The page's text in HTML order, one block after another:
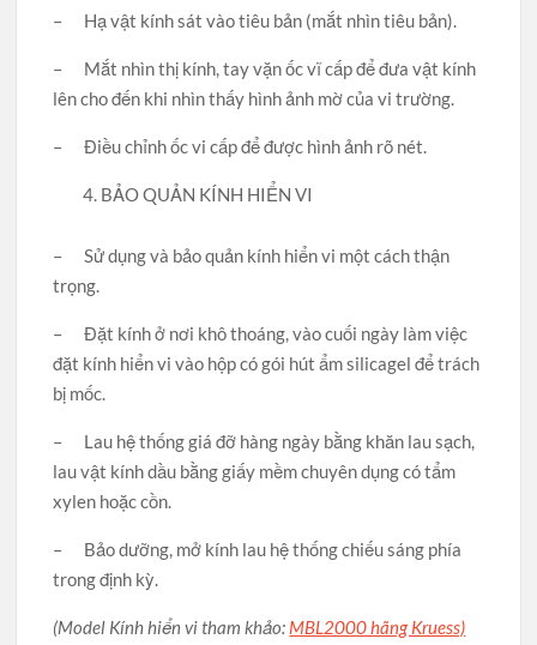
– Hạ vật kính sát vào tiêu bản (mắt nhìn tiêu bản).
– Mắt nhìn thị kính, tay vặn ốc vĩ cấp để đưa vật kính
lên cho đến khi nhìn thấy hình ảnh mờ của vi trường.
– Điều chỉnh ốc vi cấp để được hình ảnh rõ nét.
BẢO QUẢN KÍNH HIỂN VI
– Sử dụng và bảo quản kính hiển vi một cách thận
trọng.
– Đặt kính ở nơi khô thoáng, vào cuối ngày làm việc
đặt kính hiển vi vào hộp có gói hút ẩm silicagel để trách
bị mốc.
– Lau hệ thống giá đỡ hàng ngày bằng khăn lau sạch,
lau vật kính dầu bằng giấy mềm chuyên dụng có tẩm
xylen hoặc cồn.
– Bảo dưỡng, mở kính lau hệ thống chiếu sáng phía
trong định kỳ.
(Model Kính hiển vi tham khảo: MBL2000 hãng Kruess)